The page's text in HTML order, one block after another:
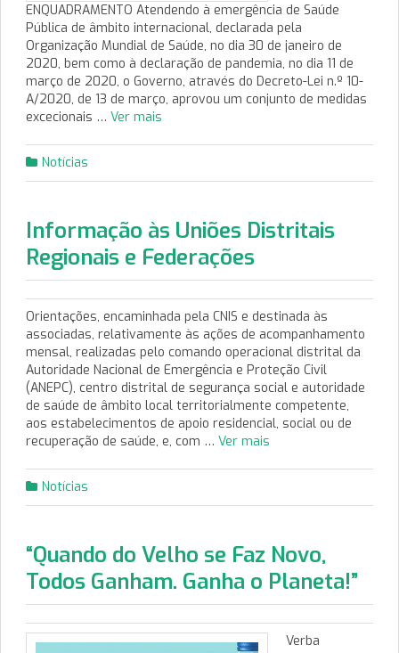
ENQUADRAMENTO Atendendo à emergência de Saúde
Pública de âmbito internacional, declarada pela
Organização Mundial de Saúde, no dia 30 de janeiro de
2020, bem como à declaração de pandemia, no dia 11 de
março de 2020, o Governo, através do Decreto-Lei n.º 10-
A/2020, de 13 de março, aprovou um conjunto de medidas
excecionais … Ver mais
Notícias
Informação às Uniões Distritais
Regionais e Federações
Orientações, encaminhada pela CNIS e destinada às
associadas, relativamente às ações de acompanhamento
mensal, realizadas pelo comando operacional distrital da
Autoridade Nacional de Emergência e Proteção Civil
(ANEPC), centro distrital de segurança social e autoridade
de saúde de âmbito local territorialmente competente,
aos estabelecimentos de apoio residencial, social ou de
recuperação de saúde, e, com … Ver mais
Notícias
“Quando do Velho se Faz Novo,
Todos Ganham. Ganha o Planeta!”
Verba